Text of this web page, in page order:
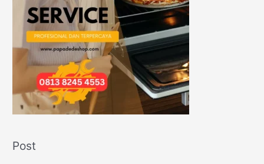
Post